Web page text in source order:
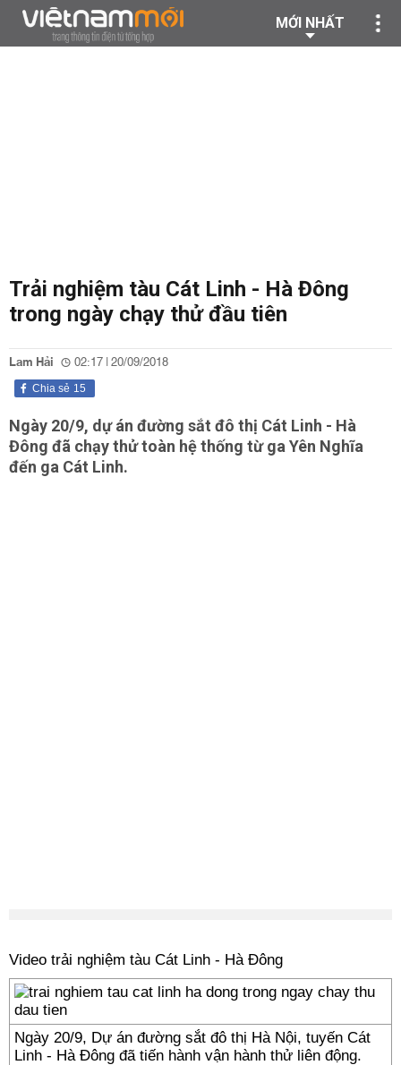
MỚI NHẤT
Trải nghiệm tàu Cát Linh - Hà Đông
trong ngày chạy thử đầu tiên
Lam Hải 02:17 | 20/09/2018
15
Chia sẻ
Ngày 20/9, dự án đường sắt đô thị Cát Linh - Hà
Đông đã chạy thử toàn hệ thống từ ga Yên Nghĩa
đến ga Cát Linh.
Video trải nghiệm tàu Cát Linh - Hà Đông
Ngày 20/9, Dự án đường sắt đô thị Hà Nội, tuyến Cát
Linh - Hà Đông đã tiến hành vận hành thử liên động.